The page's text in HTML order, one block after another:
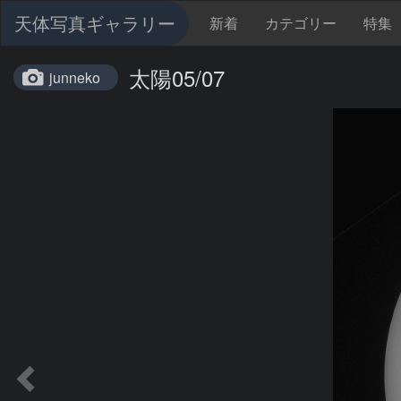
天体写真ギャラリー 新着 カテゴリー 特集
junneko 太陽05/07